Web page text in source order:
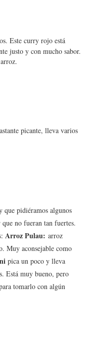
Este curry rojo está
justo y con mucho sabor.
picante, lleva varios
que pidiéramos algunos
no fueran tan fuertes.
Arroz Pulau: arroz
Muy aconsejable como
pica un poco y lleva
Está muy bueno, pero
tomarlo con algún